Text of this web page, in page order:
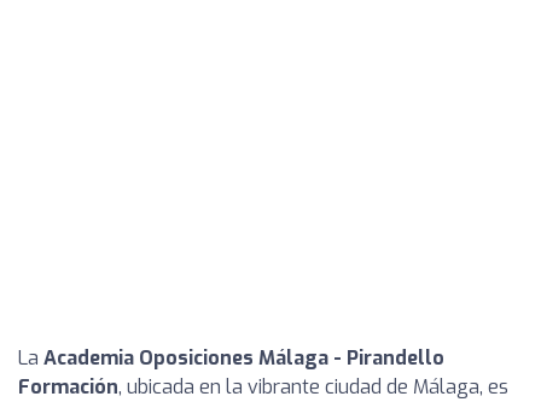
La Academia Oposiciones Málaga - Pirandello
Formación, ubicada en la vibrante ciudad de Málaga, es